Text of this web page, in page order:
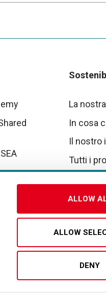
ALLOW
ALLOW
DENY
noi
La
In cosa
Il nostro
Tutti i
TwitterLinkedin